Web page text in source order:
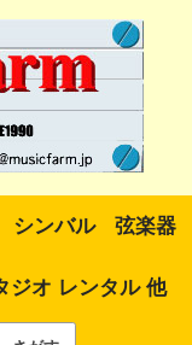
シンバル 弦楽器
ジオ レンタル 他